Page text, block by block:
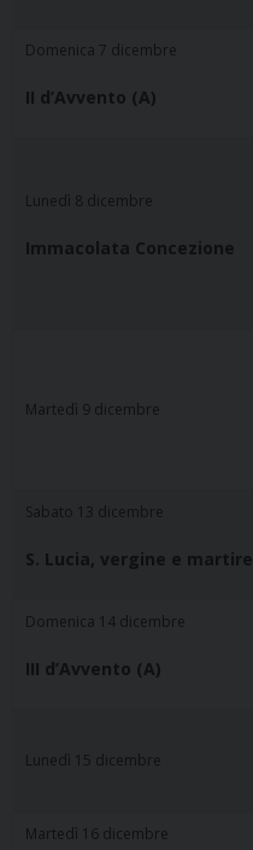
Domenica 7 dicembre
II d’Avvento (A)
Lunedì 8 dicembre
Immacolata Concezione
Martedì 9 dicembre
Sabato 13 dicembre
S. Lucia, vergine e martire
Domenica 14 dicembre
III d’Avvento (A)
Lunedì 15 dicembre
Martedì 16 dicembre